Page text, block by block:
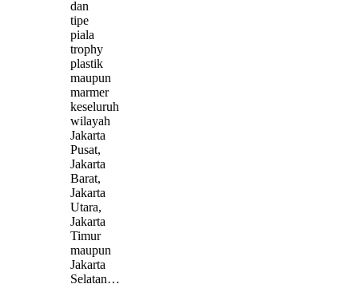
dan
tipe
piala
trophy
plastik
maupun
marmer
keseluruh
wilayah
Jakarta
Pusat,
Jakarta
Barat,
Jakarta
Utara,
Jakarta
Timur
maupun
Jakarta
Selatan…